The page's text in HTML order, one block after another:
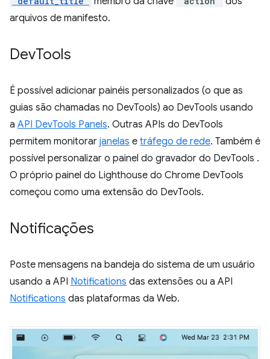
arquivos de manifesto.
DevTools
É possível adicionar painéis personalizados (o que as
guias são chamadas no DevTools) ao DevTools usando
a API DevTools Panels. Outras APIs do DevTools
permitem monitorar janelas e tráfego de rede. Também é
possível personalizar o painel do gravador do DevTools .
O próprio painel do Lighthouse do Chrome DevTools
começou como uma extensão do DevTools.
Notificações
Poste mensagens na bandeja do sistema de um usuário
usando a API Notifications das extensões ou a API
Notifications das plataformas da Web.